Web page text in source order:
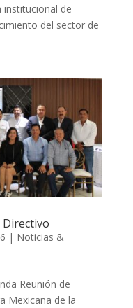
institucional de
del sector de
Directivo
| Noticias &
Reunión de
Mexicana de la